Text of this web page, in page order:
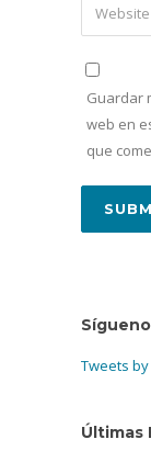
Guardar
web en
que
Tweets by
Últimas